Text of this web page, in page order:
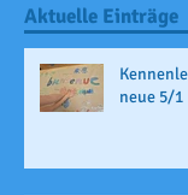
Aktuelle Einträge
neue 5/1